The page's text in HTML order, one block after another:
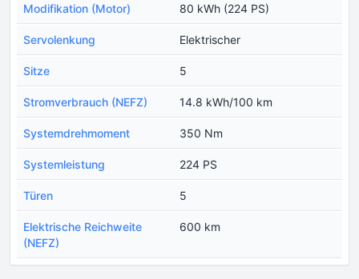
Modifikation (Motor) 80 kWh (224 PS)
Servolenkung Elektrischer
Sitze 5
Stromverbrauch (NEFZ) 14.8 kWh/100 km
Systemdrehmoment 350 Nm
Systemleistung 224 PS
Türen 5
Еlektrische Reichweite
(NEFZ)
600 km